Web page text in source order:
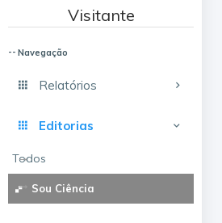
Visitante
Navegação
Relatórios
Editorias
Todos
Sou Ciência